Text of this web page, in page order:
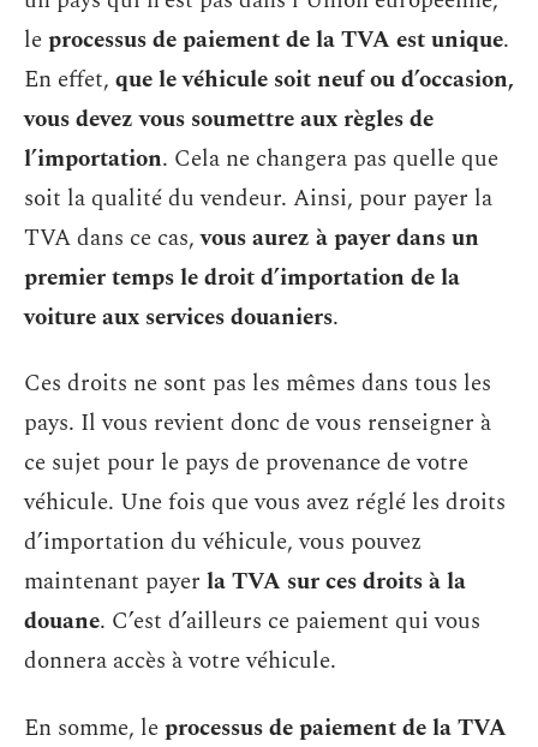
leprocessus de paiement de la TVA est unique.
En effet, que le véhicule soit neuf ou d’occasion,
vous devez vous soumettre aux règles de
l’importation. Cela ne changera pas quelle que
soit la qualité du vendeur. Ainsi, pour payer la
TVA dans ce cas,vous aurez à payer dans un
premier temps le droit d’importation de la
voiture aux services douaniers.
Ces droits ne sont pas les mêmes dans tous les
pays. Il vous revient donc de vous renseigner à
ce sujet pour le pays de provenance de votre
véhicule. Une fois que vous avez réglé les droits
d’importation du véhicule, vous pouvez
maintenant payer la TVA sur ces droits à la
douane. C’est d’ailleurs ce paiement qui vous
donnera accès à votre véhicule.
En somme, leprocessus de paiement de la TVA